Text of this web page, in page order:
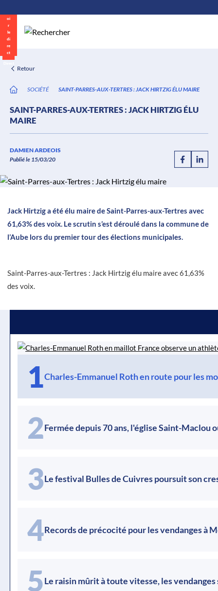
au
contenu
Retour
SOCIÉTÉ SAINT-PARRES-AUX-TERTRES : JACK HIRTZIG ÉLU MAIRE
SAINT-PARRES-AUX-TERTRES : JACK HIRTZIG ÉLU
MAIRE
DAMIEN ARDEOIS
Publié le 15/03/20
Jack Hirtzig a été élu maire de Saint-Parres-aux-Tertres avec
61,63% des voix. Le scrutin s’est déroulé dans la commune de
l’Aube lors du premier tour des élections municipales.
Saint-Parres-aux-Tertres : Jack Hirtzig élu maire avec 61,63%
des voix.
1Charles-Emmanuel Roth en route pour les
2Fermée depuis 70 ans, l'église Saint-Maclou
3Le festival Bulles de Cuivres poursuit son
4Records de précocité pour les vendanges à
5Le raisin mûrit à toute vitesse, les